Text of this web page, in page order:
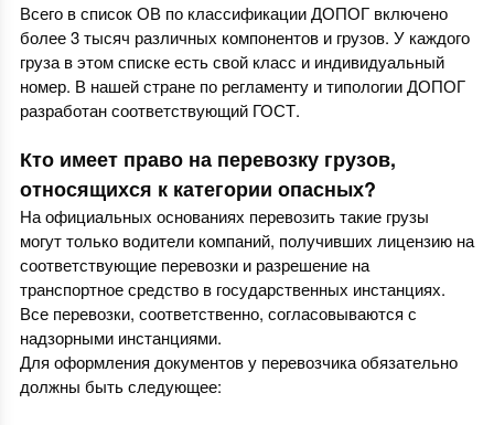
Всего в список ОВ по классификации ДОПОГ включено
более 3 тысяч различных компонентов и грузов. У каждого
груза в этом списке есть свой класс и индивидуальный
номер. В нашей стране по регламенту и типологии ДОПОГ
разработан соответствующий ГОСТ.
Кто имеет право на перевозку грузов,
относящихся к категории опасных?
На официальных основаниях перевозить такие грузы
могут только водители компаний, получивших лицензию на
соответствующие перевозки и разрешение на
транспортное средство в государственных инстанциях.
Все перевозки, соответственно, согласовываются с
надзорными инстанциями.
Для оформления документов у перевозчика обязательно
должны быть следующее: